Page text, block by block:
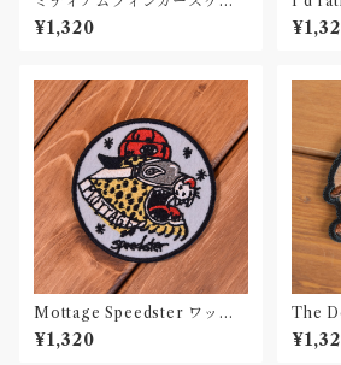
トン カーワッペン Car Patch
¥1,320
刺繍ワ
Mottage Speedster ワッペ
ン 刺繍 Patch
¥1,320
The Dounts 刺
tch